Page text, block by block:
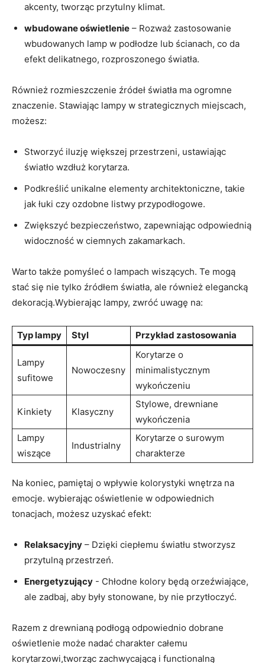
akcenty, tworząc przytulny klimat.
wbudowane oświetlenie – Rozważ zastosowanie
wbudowanych lamp w podłodze lub ścianach, co da
efekt delikatnego, rozproszonego światła.
Również rozmieszczenie źródeł światła ma ogromne
znaczenie. Stawiając lampy‍ w strategicznych miejscach,
możesz:
Stworzyć iluzję większej przestrzeni, ustawiając
światło wzdłuż korytarza.
Podkreślić unikalne elementy architektoniczne, takie
jak łuki czy ozdobne listwy przypodłogowe.
Zwiększyć bezpieczeństwo,⁣ zapewniając odpowiednią
widoczność​ w ciemnych zakamarkach.
Warto także pomyśleć o lampach wiszących.​ Te‍ mogą
stać się nie tylko źródłem światła, ale również​ elegancką
dekoracją.Wybierając lampy, zwróć uwagę na:
Typ lampy Styl Przykład zastosowania
Lampy
sufitowe
Nowoczesny
Korytarze o
minimalistycznym
wykończeniu
Kinkiety Klasyczny
Stylowe, drewniane
wykończenia
Lampy
wiszące
Industrialny
Korytarze o surowym‍
charakterze
Na koniec, pamiętaj o wpływie kolorystyki wnętrza na
emocje. wybierając oświetlenie w odpowiednich
tonacjach, możesz ⁤uzyskać efekt:
Relaksacyjny – Dzięki ciepłemu światłu stworzysz
przytulną przestrzeń.
Energetyzujący -‌ Chłodne kolory będą orzeźwiające,
ale zadbaj, aby były stonowane, ‌by nie przytłoczyć.
Razem z‍ drewnianą podłogą odpowiednio dobrane
oświetlenie może nadać charakter całemu
korytarzowi,tworząc zachwycającą i functionalną